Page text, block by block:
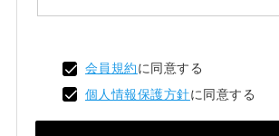
会員規約に同意する
個人情報保護方針に同意する